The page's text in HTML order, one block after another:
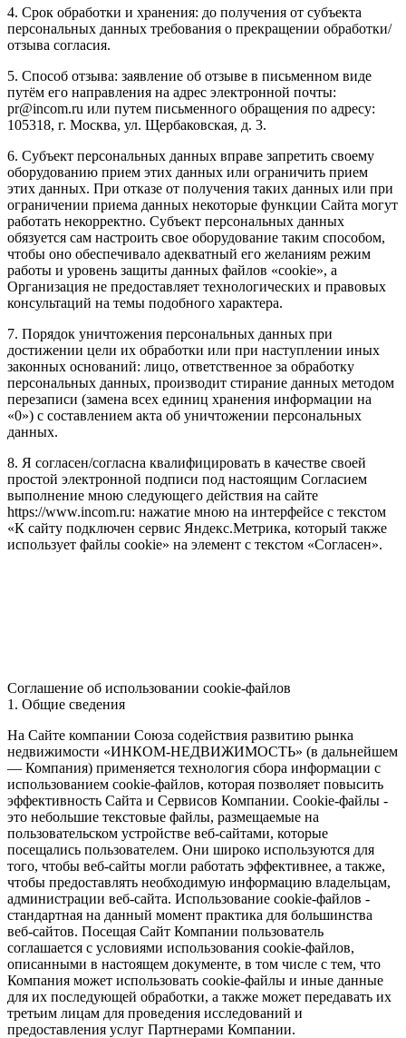
4. Срок обработки и хранения: до получения от субъекта
персональных данных требования о прекращении обработки/
отзыва согласия.
5. Способ отзыва: заявление об отзыве в письменном виде
путём его направления на адрес электронной почты:
pr@incom.ru или путем письменного обращения по адресу:
105318, г. Москва, ул. Щербаковская, д. 3.
6. Субъект персональных данных вправе запретить своему
оборудованию прием этих данных или ограничить прием
этих данных. При отказе от получения таких данных или при
ограничении приема данных некоторые функции Сайта могут
работать некорректно. Субъект персональных данных
обязуется сам настроить свое оборудование таким способом,
чтобы оно обеспечивало адекватный его желаниям режим
работы и уровень защиты данных файлов «cookie», а
Организация не предоставляет технологических и правовых
консультаций на темы подобного характера.
7. Порядок уничтожения персональных данных при
достижении цели их обработки или при наступлении иных
законных оснований: лицо, ответственное за обработку
персональных данных, производит стирание данных методом
перезаписи (замена всех единиц хранения информации на
«0») с составлением акта об уничтожении персональных
данных.
8. Я согласен/согласна квалифицировать в качестве своей
простой электронной подписи под настоящим Согласием
выполнение мною следующего действия на сайте
https://www.incom.ru: нажатие мною на интерфейсе с текстом
«К сайту подключен сервис Яндекс.Метрика, который также
использует файлы cookie» на элемент с текстом «Согласен».
Соглашение об использовании cookie-файлов
1. Общие сведения
На Сайте компании Союза содействия развитию рынка
недвижимости «ИНКОМ-НЕДВИЖИМОСТЬ» (в дальнейшем
— Компания) применяется технология сбора информации с
использованием cookie-файлов, которая позволяет повысить
эффективность Сайта и Сервисов Компании. Сookie-файлы -
это небольшие текстовые файлы, размещаемые на
пользовательском устройстве веб-сайтами, которые
посещались пользователем. Они широко используются для
того, чтобы веб-сайты могли работать эффективнее, а также,
чтобы предоставлять необходимую информацию владельцам,
администрации веб-сайта. Использование cookie-файлов -
стандартная на данный момент практика для большинства
веб-сайтов. Посещая Сайт Компании пользователь
соглашается с условиями использования cookie-файлов,
описанными в настоящем документе, в том числе с тем, что
Компания может использовать cookie-файлы и иные данные
для их последующей обработки, а также может передавать их
третьим лицам для проведения исследований и
предоставления услуг Партнерами Компании.